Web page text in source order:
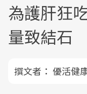
為護肝狂
量致結石
撰文者： 優活健